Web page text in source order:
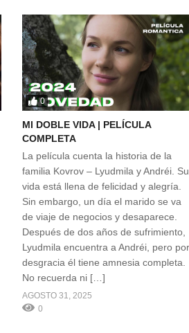
0
MI DOBLE VIDA | PELÍCULA
COMPLETA
La película cuenta la historia de la
familia Kovrov – Lyudmila y Andréi. Su
vida está llena de felicidad y alegría.
Sin embargo, un día el marido se va
de viaje de negocios y desaparece.
Después de dos años de sufrimiento,
Lyudmila encuentra a Andréi, pero
desgracia él tiene amnesia completa.
No recuerda ni […]
AGOSTO 31, 2025
0